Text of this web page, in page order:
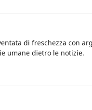
di freschezza con
umane dietro le notizie.